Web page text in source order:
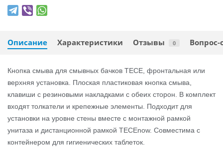
Описание Характеристики Отзывы 0 Вопрос-
Кнопка смыва для смывных бачков TECE, фронтальная или
верхняя установка. Плоская пластиковая кнопка смыва,
клавиши с резиновыми накладками с обеих сторон. В комплект
входят толкатели и крепежные элементы. Подходит для
установки на уровне стены вместе с монтажной рамкой
унитаза и дистанционной рамкой TECEnow. Совместима с
контейнером для гигиенических таблеток.